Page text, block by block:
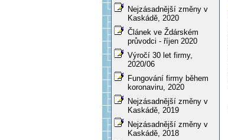
Nejzásadnější změny v
Kaskádě, 2020
Článek ve Ždárském
průvodci - říjen 2020
Výročí 30 let firmy,
2020/06
Fungování firmy během
koronaviru, 2020
Nejzásadnější změny v
Kaskádě, 2019
Nejzásadnější změny v
Kaskádě, 2018